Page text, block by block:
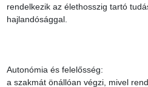
rendelkezik az élethosszig tartó
hajlandósággal.
Autonómia és felelősség:
a szakmát önállóan végzi, mivel